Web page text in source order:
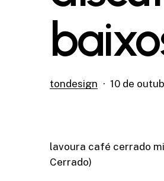
tondesign 10 de
lavoura café cerrado
Cerrado)